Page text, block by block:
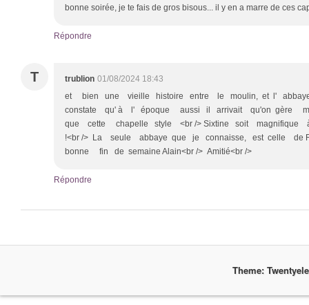
bonne soirée, je te fais de gros bisous... il y en a marre de ces
Répondre
T trublion 01/08/2024 18:43
et bien une vieille histoire entre le moulin, et l'
constate qu' à l' époque aussi il arrivait qu'on gère
que cette chapelle style <br /> Sixtine soit magnifique
!<br /> La seule abbaye que je connaisse, est celle de
bonne fin de semaine Alain<br /> Amitié<br />
Répondre
Theme: